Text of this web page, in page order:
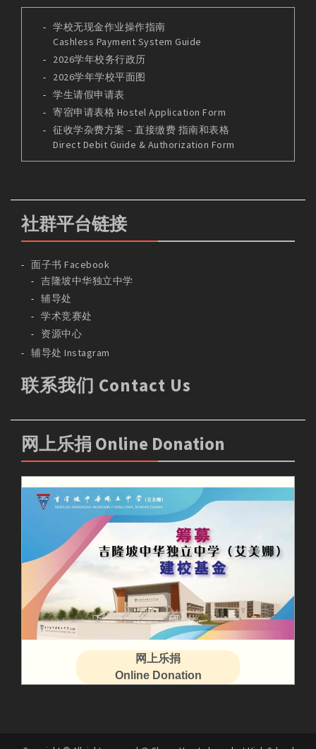
学校无现金作业操作指南
Cashless Payment System Guide
2026学年校务行政历
2026学年学校平面图
学生请假申请表
寄宿申请表格 Hostel Application Form
征收学杂费方案 – 直接缴费 指南和表格
Direct Debit Guide & Authorization Form
社群平台链接
面子书 Facebook
吉隆坡中华独立中学
辅导处
学术竞赛处
资源中心
辅导处 Instagram
联系我们 Contact Us
网上乐捐 Online Donation
网上乐捐
Online Donation